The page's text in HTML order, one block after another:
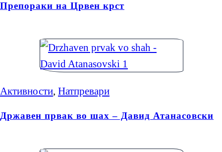
Препораки на Црвен крст
Активности, Натпревари
Државен првак во шах – Давид Атанасовски